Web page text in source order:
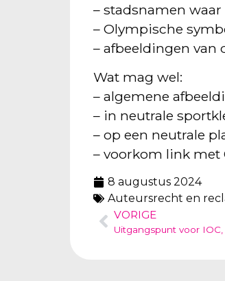
– stadsnamen
– Olympische
– afbeeldingen van
Wat mag wel:
– algemene
– in neutrale
– op een neutrale
– voorkom link met
8 augustus 2024
Auteursrecht en
VORIGE
Uitgangspunt voor